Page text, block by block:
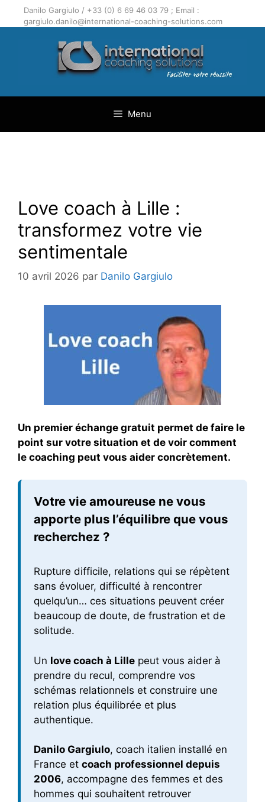
Danilo Gargiulo / +33 (0) 6 69 46 03 79 ; Email :
gargiulo.danilo@international-coaching-solutions.com
Menu
Love coach à Lille :
transformez votre vie
sentimentale
10 avril 2026 par Danilo Gargiulo
Un premier échange gratuit permet de faire le
point sur votre situation et de voir comment
le coaching peut vous aider concrètement.
Votre vie amoureuse ne vous
apporte plus l’équilibre que vous
recherchez ?
Rupture difficile, relations qui se répètent
sans évoluer, difficulté à rencontrer
quelqu’un… ces situations peuvent créer
beaucoup de doute, de frustration et de
solitude.
Un love coach à Lille peut vous aider à
prendre du recul, comprendre vos
schémas relationnels et construire une
relation plus équilibrée et plus
authentique.
Danilo Gargiulo, coach italien installé en
France et coach professionnel depuis
2006, accompagne des femmes et des
hommes qui souhaitent retrouver